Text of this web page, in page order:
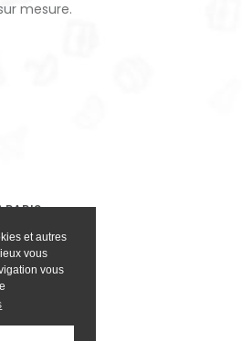
et autres
vous
vous
mesure.